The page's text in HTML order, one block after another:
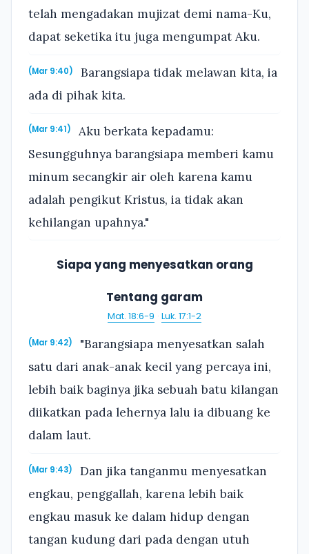
telah mengadakan mujizat demi nama-Ku,
dapat seketika itu juga mengumpat Aku.
(Mar 9:40)
Barangsiapa tidak melawan kita, ia
ada di pihak kita.
(Mar 9:41)
Aku berkata kepadamu:
Sesungguhnya barangsiapa memberi kamu
minum secangkir air oleh karena kamu
adalah pengikut Kristus, ia tidak akan
kehilangan upahnya."
Siapa yang menyesatkan orang
Tentang garam
Mat. 18:6-9 · Luk. 17:1-2
(Mar 9:42)
"Barangsiapa menyesatkan salah
satu dari anak-anak kecil yang percaya ini,
lebih baik baginya jika sebuah batu kilangan
diikatkan pada lehernya lalu ia dibuang ke
dalam laut.
(Mar 9:43)
Dan jika tanganmu menyesatkan
engkau, penggallah, karena lebih baik
engkau masuk ke dalam hidup dengan
tangan kudung dari pada dengan utuh